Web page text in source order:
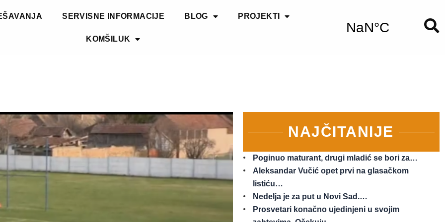
SERVISNE INFORMACIJE BLOG PROJEKTI
KOMŠILUK
NAJČITANIJE
Poginuo maturant, drugi mladić se bori za…
Aleksandar Vučić opet prvi na glasačkom
listiću…
Nedelja je za put u Novi Sad.…
Prosvetari konačno ujedinjeni u svojim